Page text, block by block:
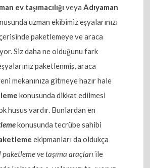
ev taşımacılığı veyaAdıyaman
uzman ekibimiz eşyalarınızı
paketlemeye ve araca
Siz daha ne olduğunu fark
paketlenmiş, araca
mekanınıza gitmeye hazır hale
konusunda dikkat edilmesi
husus vardır. Bunlardan en
konusunda tecrübe sahibi
ekipmanları da oldukça
paketleme ve taşıma araçları ile